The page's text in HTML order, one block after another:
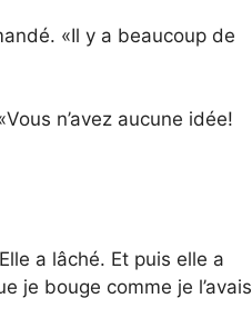
«Il y a beaucoup de
n’avez aucune idée!
a lâché. Et puis elle a
je bouge comme je l’avais